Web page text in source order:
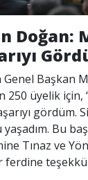
Doğan:
Başkan
üyelik için,
gördüm.
Bu
Tınaz ve
ferdine